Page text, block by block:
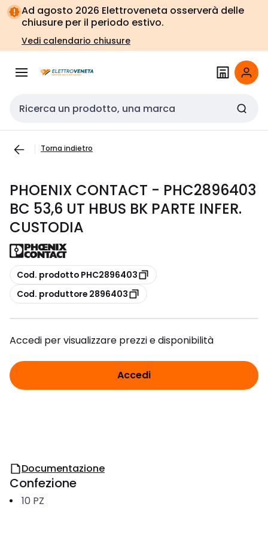
Vai alla
navigazione
Vai
alla
pagina
Ad agosto 2026 Elettroveneta osserverà delle
chiusure per il periodo estivo.
Vedi calendario chiusure
Cerca input
Torna indietro
PHOENIX CONTACT - PHC2896403
BC 53,6 UT HBUS BK PARTE INFER.
CUSTODIA
copia
Cod. prodotto PHC2896403
copia
Cod. produttore 2896403
Accedi per visualizzare prezzi e disponibilità
Accedi
Documentazione
Confezione
10 PZ